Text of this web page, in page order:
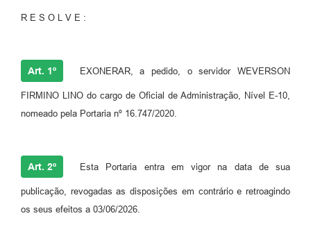
R E S O L V E :
Art. 1º EXONERAR, a pedido, o servidor WEVERSON
FIRMINO LINO do cargo de Oficial de Administração, Nível E-10,
nomeado pela Portaria nº 16.747/2020.
Art. 2º Esta Portaria entra em vigor na data de sua
publicação, revogadas as disposições em contrário e retroagindo
os seus efeitos a 03/06/2026.